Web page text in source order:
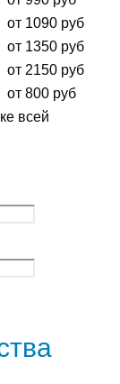
от 1090 руб
от 1350 руб
от 2150 руб
от 800 руб
всей